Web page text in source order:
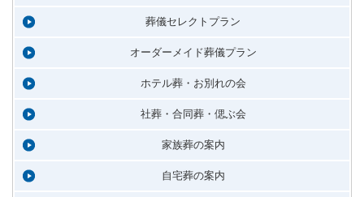
葬儀セレクトプラン
オーダーメイド葬儀プラン
ホテル葬・お別れの会
社葬・合同葬・偲ぶ会
家族葬の案内
自宅葬の案内